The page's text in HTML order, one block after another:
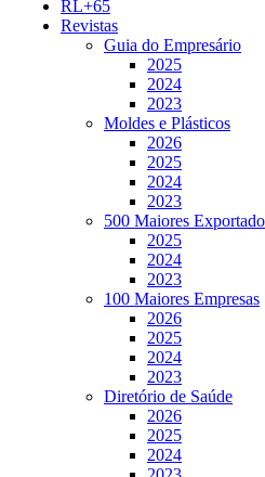
RL+65
Revistas
Guia do Empresário
2025
2024
2023
Moldes e Plásticos
2026
2025
2024
2023
500 Maiores
2025
2024
2023
100 Maiores Empresas
2026
2025
2024
2023
Diretório de Saúde
2026
2025
2024